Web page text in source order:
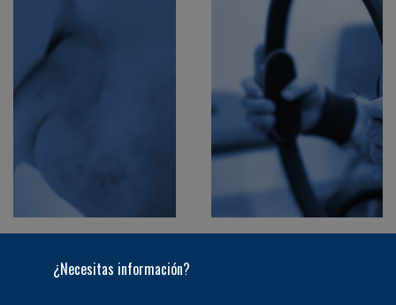
¿Necesitas información?